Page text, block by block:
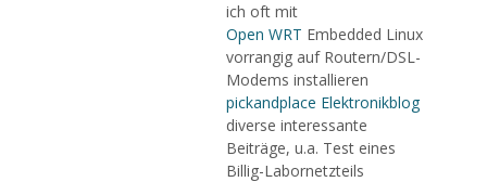
ich oft mit
Open WRT Embedded Linux
vorrangig auf Routern/DSL-
Modems installieren
pickandplace Elektronikblog
diverse interessante
Beiträge, u.a. Test eines
Billig-Labornetzteils